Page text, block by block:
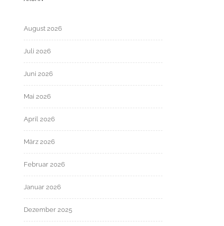
August 2026
Juli 2026
Juni 2026
Mai 2026
April 2026
März 2026
Februar 2026
Januar 2026
Dezember 2025